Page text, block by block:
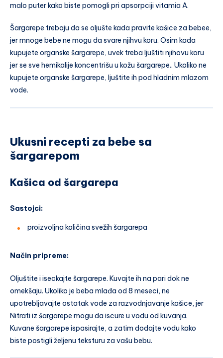
malo puter kako biste pomogli pri apsorpciji vitamia A.
Šargarepe trebaju da se oljušte kada pravite kašice za bebee,
jer mnoge bebe ne mogu da svare njihvu koru. Osim kada
kupujete organske šargarepe, uvek treba ljuštiti njihovu koru
jer se sve hemikalije koncentrišu u kožu šargarepe.. Ukoliko ne
kupujete organske šargarepe, ljuštite ih pod hladnim mlazom
vode.
Ukusni recepti za bebe sa
šargarepom
Kašica od šargarepa
Sastojci:
proizvoljna količina svežih šargarepa
Način pripreme:
Oljuštite i iseckajte šargarepe. Kuvajte ih na pari dok ne
omekšaju. Ukoliko je beba mlađa od 8 meseci, ne
upotrebljavajte ostatak vode za razvodnjavanje kašice, jer
Nitrati iz šargarepe mogu da iscure u vodu od kuvanja.
Kuvane šargarepe ispasirajte, a zatim dodajte vodu kako
biste postigli željenu teksturu za vašu bebu.